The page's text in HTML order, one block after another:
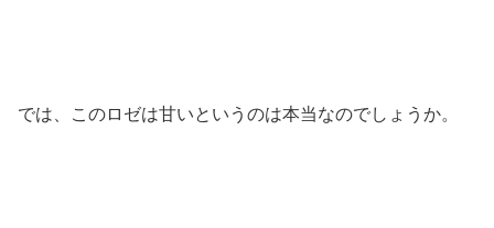
では、このロゼは甘いというのは本当なのでしょうか。